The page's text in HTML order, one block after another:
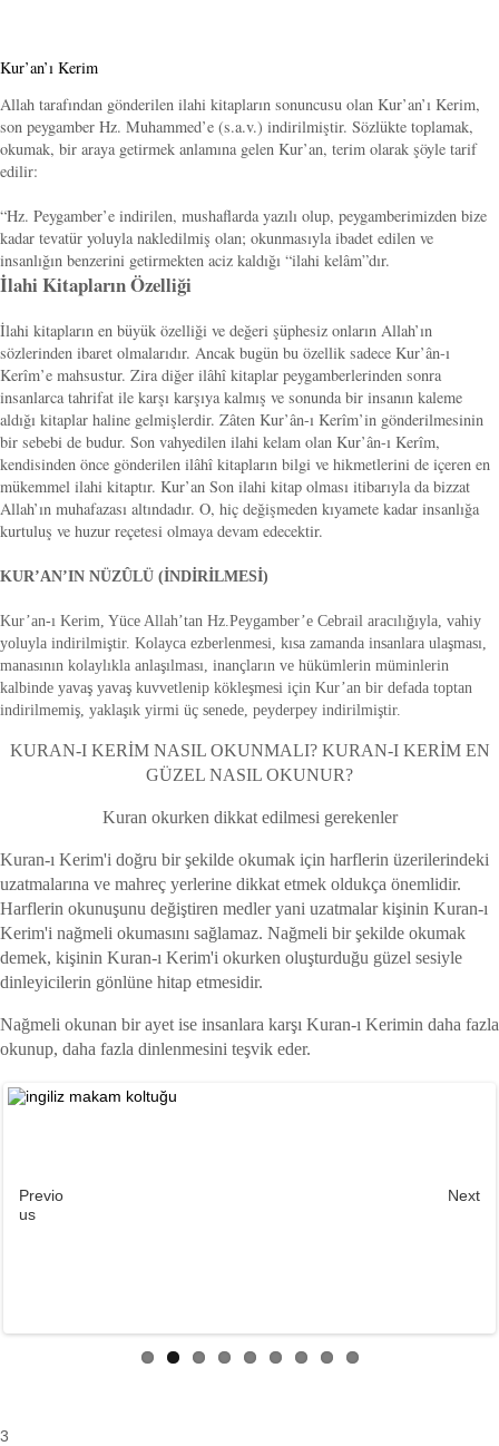
Kur’an’ı Kerim
Allah tarafından gönderilen ilahi kitapların sonuncusu olan Kur’an’ı Kerim,
son peygamber Hz. Muhammed’e (s.a.v.) indirilmiştir. Sözlükte toplamak,
okumak, bir araya getirmek anlamına gelen Kur’an, terim olarak şöyle tarif
edilir:
“Hz. Peygamber’e indirilen, mushaflarda yazılı olup, peygamberimizden bize
kadar tevatür yoluyla nakledilmiş olan; okunmasıyla ibadet edilen ve
insanlığın benzerini getirmekten aciz kaldığı “ilahi kelâm”dır.
İlahi Kitapların Özelliği
İlahi kitapların en büyük özelliği ve değeri şüphesiz onların Allah’ın
sözlerinden ibaret olmalarıdır. Ancak bugün bu özellik sadece Kur’ân-ı
Kerîm’e mahsustur. Zira diğer ilâhî kitaplar peygamberlerinden sonra
insanlarca tahrifat ile karşı karşıya kalmış ve sonunda bir insanın kaleme
aldığı kitaplar haline gelmişlerdir. Zâten Kur’ân-ı Kerîm’in gönderilmesinin
bir sebebi de budur. Son vahyedilen ilahi kelam olan Kur’ân-ı Kerîm,
kendisinden önce gönderilen ilâhî kitapların bilgi ve hikmetlerini de içeren en
mükemmel ilahi kitaptır. Kur’an Son ilahi kitap olması itibarıyla da bizzat
Allah’ın muhafazası altındadır. O, hiç değişmeden kıyamete kadar insanlığa
kurtuluş ve huzur reçetesi olmaya devam edecektir.
KUR’AN’IN NÜZÛLÜ (İNDİRİLMESİ)
Kur’an-ı Kerim, Yüce Allah’tan Hz.Peygamber’e Cebrail aracılığıyla, vahiy
yoluyla indirilmiştir. Kolayca ezberlenmesi, kısa zamanda insanlara ulaşması,
manasının kolaylıkla anlaşılması, inançların ve hükümlerin müminlerin
kalbinde yavaş yavaş kuvvetlenip kökleşmesi için Kur’an bir defada toptan
indirilmemiş, yaklaşık yirmi üç senede, peyderpey indirilmiştir.
KURAN-I KERİM NASIL OKUNMALI? KURAN-I KERİM EN
GÜZEL NASIL OKUNUR?
Kuran okurken dikkat edilmesi gerekenler
Kuran-ı Kerim'i doğru bir şekilde okumak için harflerin üzerilerindeki
uzatmalarına ve mahreç yerlerine dikkat etmek oldukça önemlidir.
Harflerin okunuşunu değiştiren medler yani uzatmalar kişinin Kuran-ı
Kerim'i nağmeli okumasını sağlamaz. Nağmeli bir şekilde okumak
demek, kişinin Kuran-ı Kerim'i okurken oluşturduğu güzel sesiyle
dinleyicilerin gönlüne hitap etmesidir.
Nağmeli okunan bir ayet ise insanlara karşı Kuran-ı Kerimin daha fazla
okunup, daha fazla dinlenmesini teşvik eder.
Previo
us
Next
3